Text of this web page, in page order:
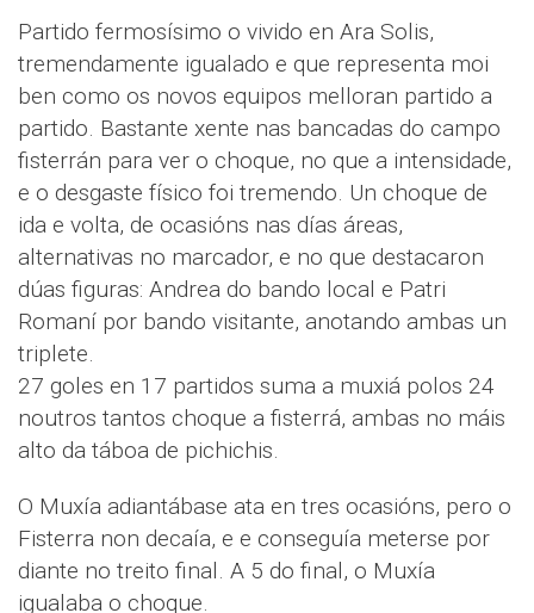
Partido fermosísimo o vivido en Ara Solis,
tremendamente igualado e que representa moi
ben como os novos equipos melloran partido a
partido. Bastante xente nas bancadas do campo
fisterrán para ver o choque, no que a intensidade,
e o desgaste físico foi tremendo. Un choque de
ida e volta, de ocasións nas días áreas,
alternativas no marcador, e no que destacaron
dúas figuras: Andrea do bando local e Patri
Romaní por bando visitante, anotando ambas un
triplete.
27 goles en 17 partidos suma a muxiá polos 24
noutros tantos choque a fisterrá, ambas no máis
alto da táboa de pichichis.
O Muxía adiantábase ata en tres ocasións, pero o
Fisterra non decaía, e e conseguía meterse por
diante no treito final. A 5 do final, o Muxía
igualaba o choque.